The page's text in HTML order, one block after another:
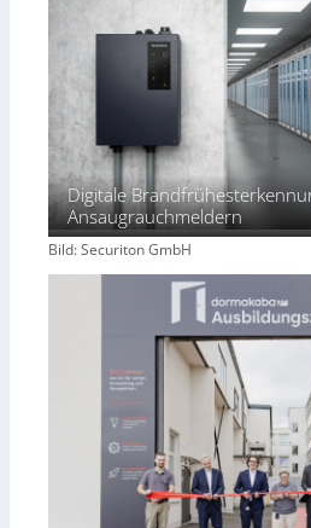
Digitale
Ansaugrauchmeldern
Bild: Securiton GmbH